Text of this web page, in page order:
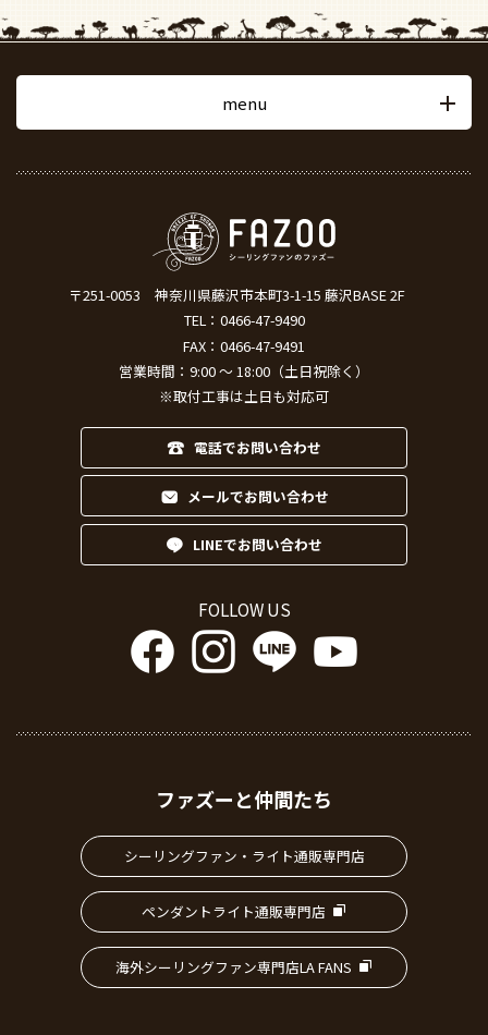
menu
〒251-0053
神奈川県藤沢市本町3-1-15 藤沢BASE 2F
TEL： 0466-47-9490
FAX：0466-47-9491
営業時間：9:00 ～ 18:00（土日祝除く）
※取付工事は土日も対応可
電話でお問い合わせ
メールでお問い合わせ
LINEでお問い合わせ
FOLLOW US
ファズーと仲間たち
シーリングファン・ライト通販専門店
ペンダントライト通販専門店
海外シーリングファン専門店LA FANS